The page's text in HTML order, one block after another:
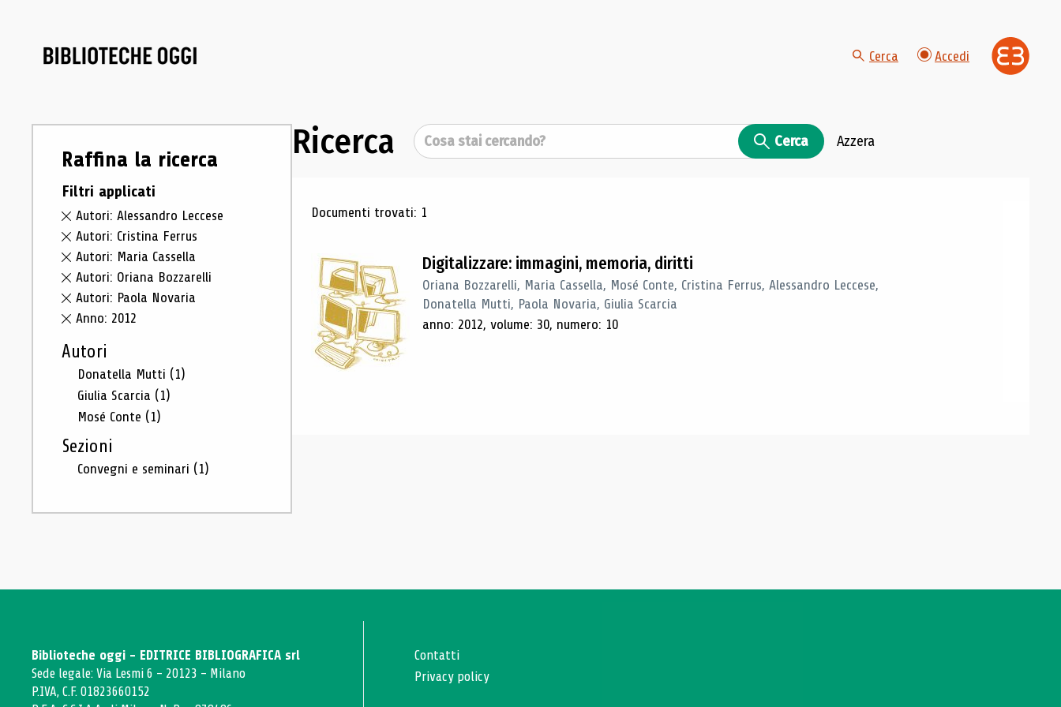
Cerca Accedi
Raffina la ricerca
Filtri applicati
Autori: Alessandro Leccese
Autori: Cristina Ferrus
Autori: Maria Cassella
Autori: Oriana Bozzarelli
Autori: Paola Novaria
Anno: 2012
Autori
Donatella Mutti (1)
Giulia Scarcia (1)
Mosé Conte (1)
Sezioni
Convegni e seminari (1)
Ricerca Cerca Cerca Azzera
Risultati di ricerca
Documenti trovati: 1
Digitalizzare: immagini, memoria, diritti
Oriana Bozzarelli, Maria Cassella, Mosé Conte, Cristina Ferrus, Alessandro Leccese,
Donatella Mutti, Paola Novaria, Giulia Scarcia
anno: 2012, volume: 30, numero: 10
Biblioteche oggi - EDITRICE BIBLIOGRAFICA srl
Sede legale: Via Lesmi 6 - 20123 - Milano
P.IVA, C.F. 01823660152
Contatti
Privacy policy